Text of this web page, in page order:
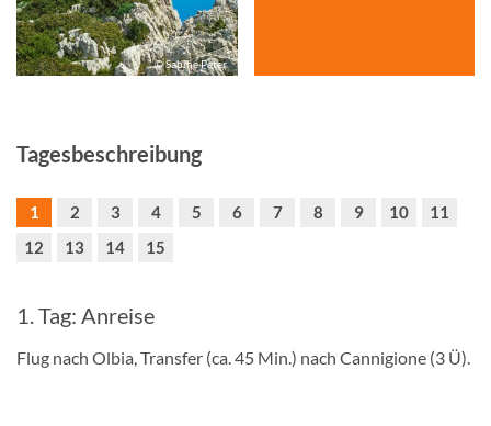
© Sabine Peter
Tagesbeschreibung
1 2 3 4 5 6 7 8 9 10
11
12
13 14 15
1. Tag: Anreise
Flug nach Olbia, Transfer (ca. 45 Min.) nach Cannigione (3 Ü).